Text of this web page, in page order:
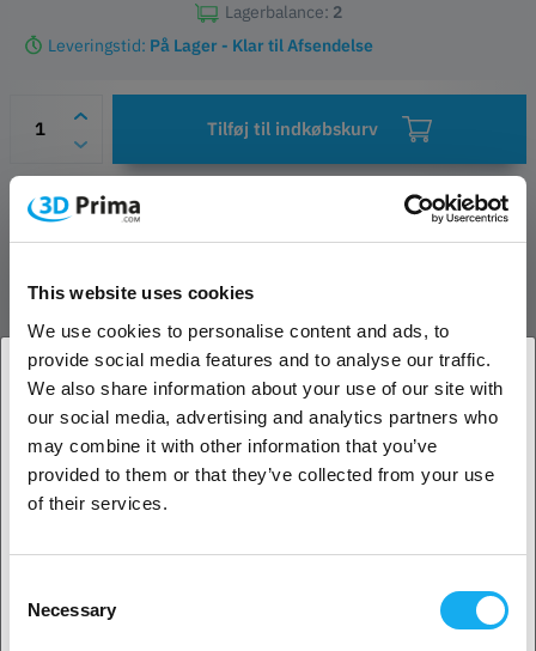
This website uses cookies
We use cookies to personalise content and ads, to
provide social media features and to analyse our traffic.
We also share information about your use of our site with
our social media, advertising and analytics partners who
may combine it with other information that you’ve
provided to them or that they’ve collected from your use
of their services.
Selection
Necessary
Lagerbalance: 2
Leveringstid: På Lager - Klar til Afsendelse
Tilføj til indkøbskurv
Spørgsmål om artiklen
PRODUKT BESKRIVELSE
Nozzle Connection Board - Convex for Guider 3 / Guider 3 Plus
ANMELDELSER
SPØRGSMÅL OM ARTIKLEN?
1. Er du erhvervskunde eller privatkunde?
Erhvervskunde
Privat kunde